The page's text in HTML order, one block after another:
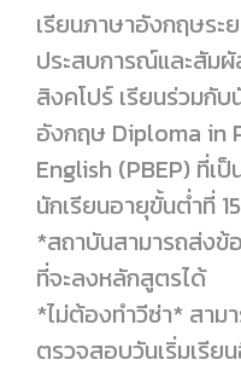
เรียนภาษาอังกฤษระ
ประสบการณ์และสัมผั
สิงคโปร์ เรียนร่วมกั
อังกฤษ Diploma in
English (PBEP) ที่เ
นักเรียนอายุขั้นต่ำที่
*สถาบันสามารถส่งข้
ที่จะลงหลักสูตรได้
*ไม่ต้องทำวีซ่า* สาม
ตรวจสอบวันเริ่มเรีย